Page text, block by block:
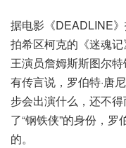
据电影《DEADLINE
拍希区柯克的《迷魂
王演员詹姆斯斯图尔
有传言说，罗伯特·唐
步会出演什么，还不
了“钢铁侠”的身份，
的。